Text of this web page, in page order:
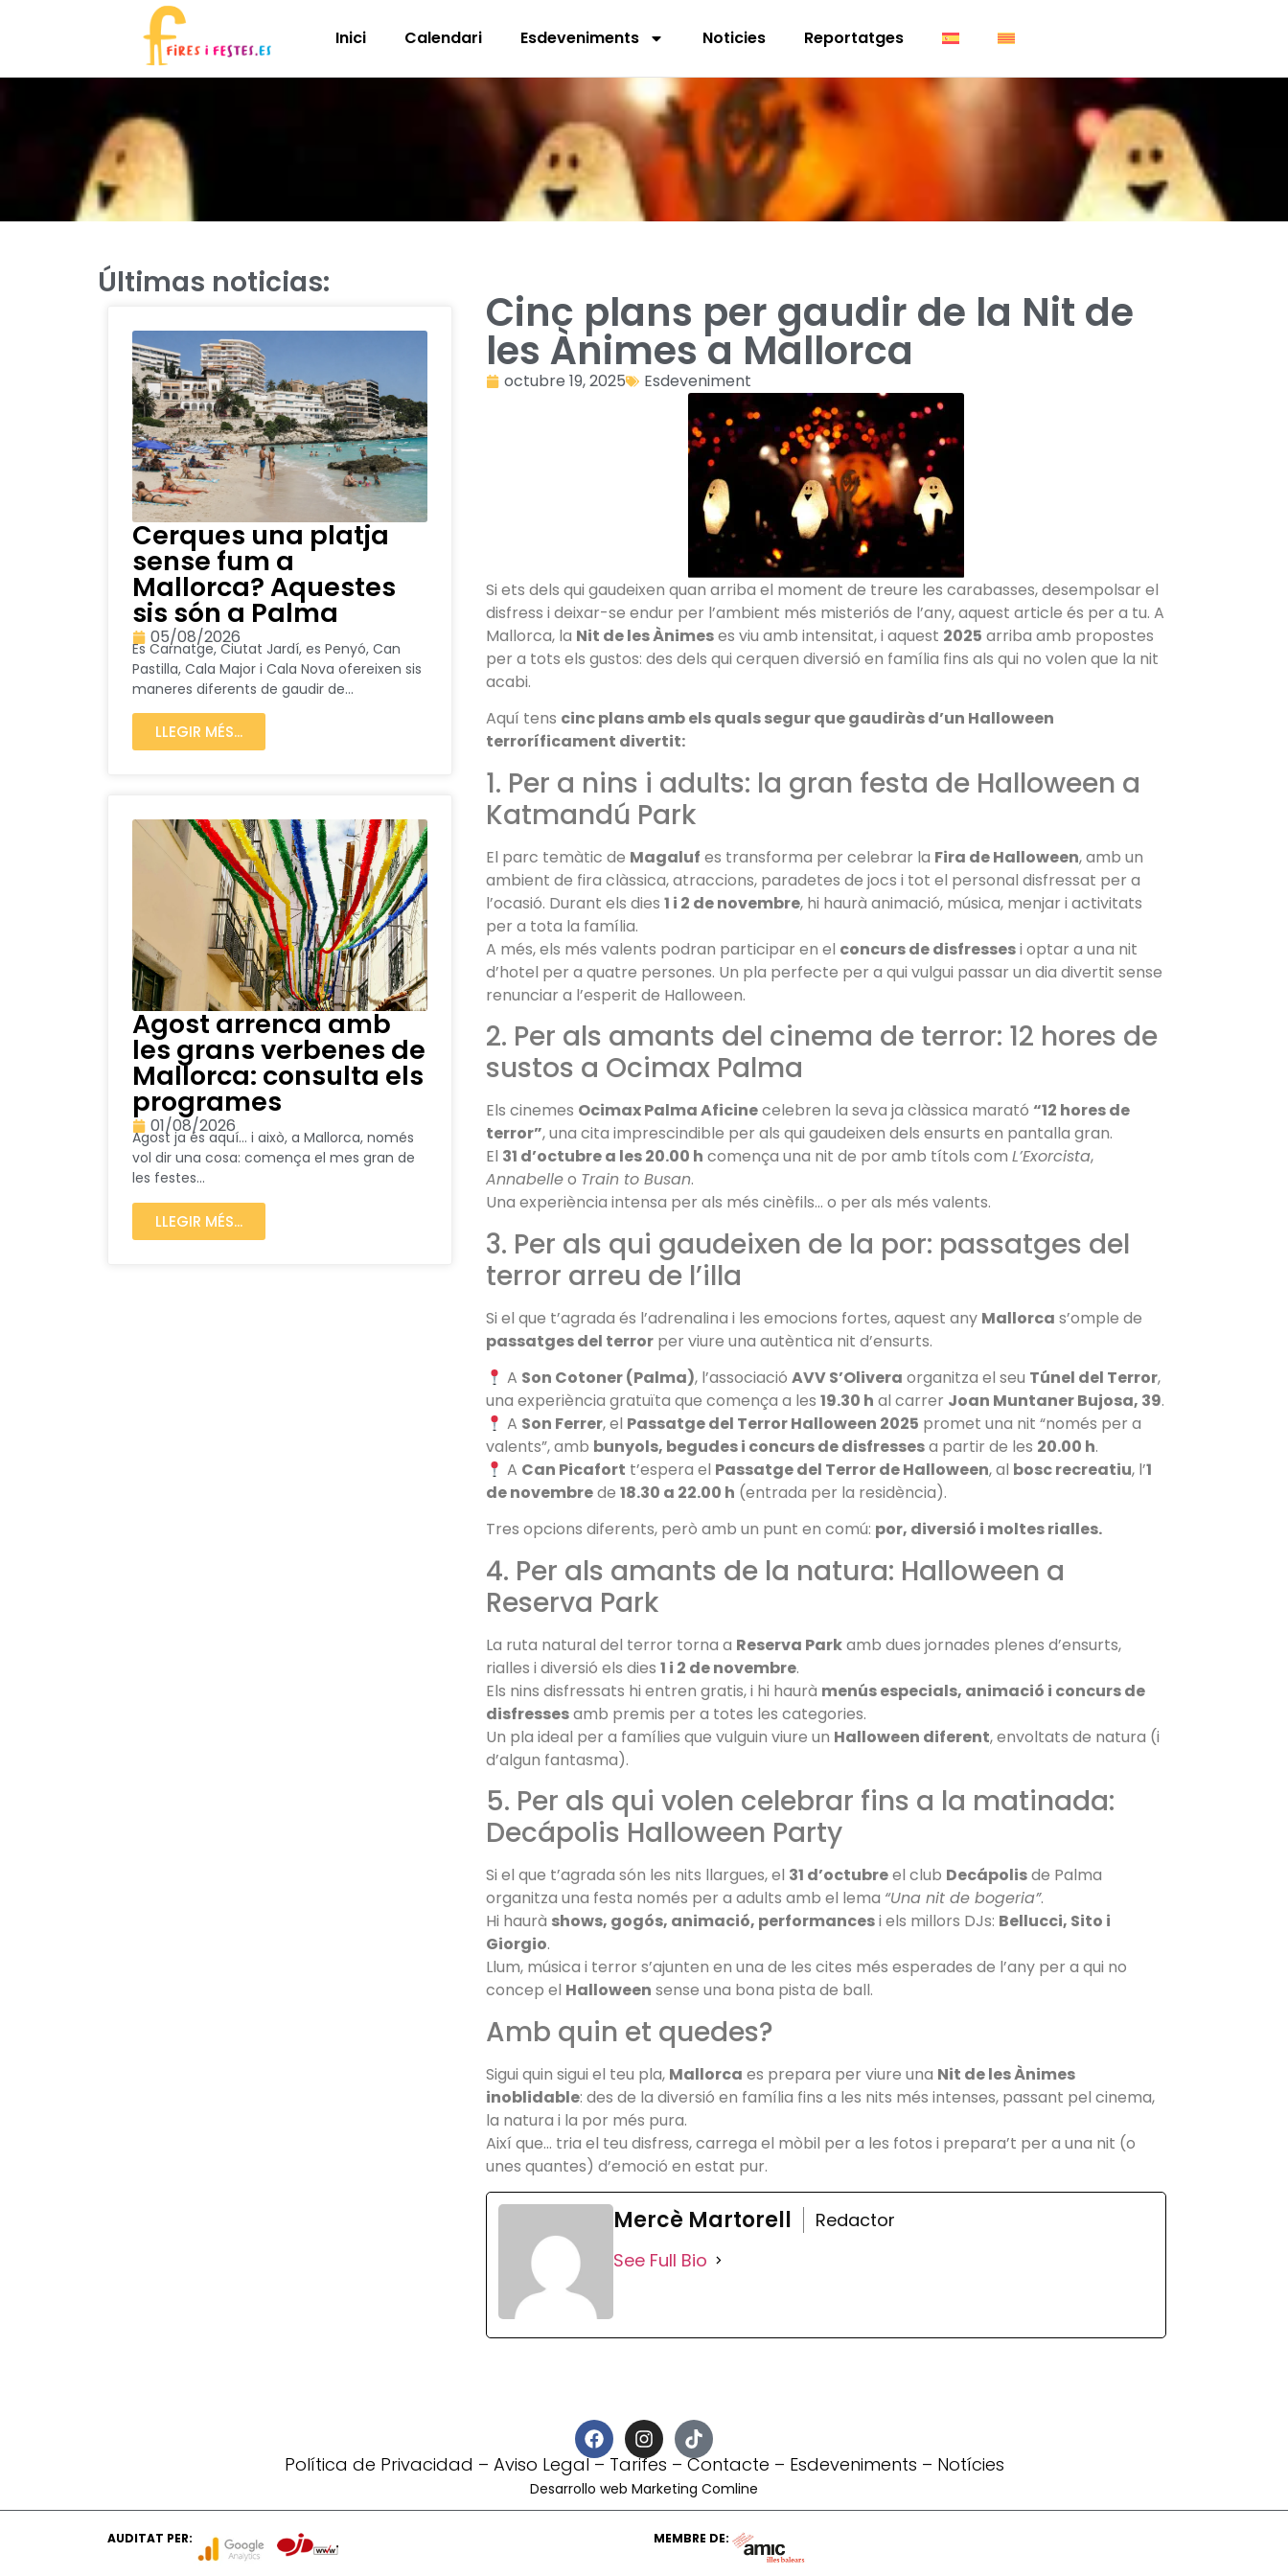
Inici Calendari Esdeveniments Noticies Reportatges
Cinc plans per gaudir de la Nit de
les Ànimes a Mallorca
octubre 19, 2025 Esdeveniment
Si ets dels qui gaudeixen quan arriba el moment de treure les carabasses, desempolsar el
disfress i deixar-se endur per l’ambient més misteriós de l’any, aquest article és per a tu. A
Mallorca, la Nit de les Ànimeses viu amb intensitat, i aquest 2025 arriba amb propostes
per a tots els gustos: des dels qui cerquen diversió en família fins als qui no volen que la nit
acabi.
Aquí tens cinc plans amb els quals segur que gaudiràs d’un Halloween
terroríficament divertit:
1. Per a nins i adults: la gran festa de Halloween a
Katmandú Park
El parc temàtic de Magaluf es transforma per celebrar la Fira de Halloween, amb un
ambient de fira clàssica, atraccions, paradetes de jocs i tot el personal disfressat per a
l’ocasió. Durant els dies1 i 2 de novembre, hi haurà animació, música, menjar i activitats
per a tota la família.
A més, els més valents podran participar en el concurs de disfressesi optar a una nit
d’hotel per a quatre persones. Un pla perfecte per a qui vulgui passar un dia divertit sense
renunciar a l’esperit de Halloween.
2. Per als amants del cinema de terror: 12 hores de
sustos a Ocimax Palma
Els cinemes Ocimax Palma Aficinecelebren la seva ja clàssica marató “12 hores de
terror”, una cita imprescindible per als qui gaudeixen dels ensurts en pantalla gran.
El 31 d’octubre a les 20.00 h comença una nit de por amb títols comL’Exorcista,
Annabelleo Train to Busan.
Una experiència intensa per als més cinèfils… o per als més valents.
3. Per als qui gaudeixen de la por: passatges del
terror arreu de l’illa
Si el que t’agrada és l’adrenalina i les emocions fortes, aquest any Mallorca s’omple de
passatges del terror per viure una autèntica nit d’ensurts.
A Son Cotoner (Palma), l’associacióAVV S’Olivera organitza el seu Túnel del Terror,
una experiència gratuïta que comença a les19.30 h al carrer Joan Muntaner Bujosa, 39.
A Son Ferrer, el Passatge del Terror Halloween 2025 promet una nit “només per a
valents”, amb bunyols, begudes i concurs de disfressesa partir de les 20.00 h.
A Can Picafort t’espera el Passatge del Terror de Halloween, al bosc recreatiu, l’1
de novembrede18.30 a 22.00 h (entrada per la residència).
Tres opcions diferents, però amb un punt en comú: por, diversió i moltes rialles.
4. Per als amants de la natura: Halloween a
Reserva Park
La ruta natural del terror torna a Reserva Parkamb dues jornades plenes d’ensurts,
rialles i diversió els dies1 i 2 de novembre.
Els nins disfressats hi entren gratis, i hi haurà menús especials, animació i concurs de
disfressesamb premis per a totes les categories.
Un pla ideal per a famílies que vulguin viure un Halloween diferent, envoltats de natura (i
d’algun fantasma).
5. Per als qui volen celebrar fins a la matinada:
Decápolis Halloween Party
Si el que t’agrada són les nits llargues, el 31 d’octubreel club Decápolisde Palma
organitza una festa només per a adults amb el lema “Una nit de bogeria”.
Hi haurà shows, gogós, animació, performancesi els millors DJs: Bellucci, Sito i
Giorgio.
Llum, música i terror s’ajunten en una de les cites més esperades de l’any per a qui no
concep el Halloween sense una bona pista de ball.
Amb quin et quedes?
Sigui quin sigui el teu pla, Mallorca es prepara per viure una Nit de les Ànimes
inoblidable: des de la diversió en família fins a les nits més intenses, passant pel cinema,
la natura i la por més pura.
Així que… tria el teu disfress, carrega el mòbil per a les fotos i prepara’t per a una nit (o
unes quantes) d’emoció en estat pur.
Mercè Martorell
Redactor
See Full Bio
Últimas noticias:
Cerques una platja
sense fum a
Mallorca? Aquestes
sis són a Palma
05/08/2026
Es Carnatge, Ciutat Jardí, es Penyó, Can
Pastilla, Cala Major i Cala Nova ofereixen sis
maneres diferents de gaudir de...
LLEGIR MÉS...
Agost arrenca amb
les grans verbenes de
Mallorca: consulta els
programes
01/08/2026
Agost ja és aquí… i això, a Mallorca, només
vol dir una cosa: comença el mes gran de
les festes...
LLEGIR MÉS...
Política de Privacidad – Aviso Legal– Tarifes –Contacte – Esdeveniments – Notícies
Desarrollo web Marketing Comline
AUDITAT PER: MEMBRE DE: